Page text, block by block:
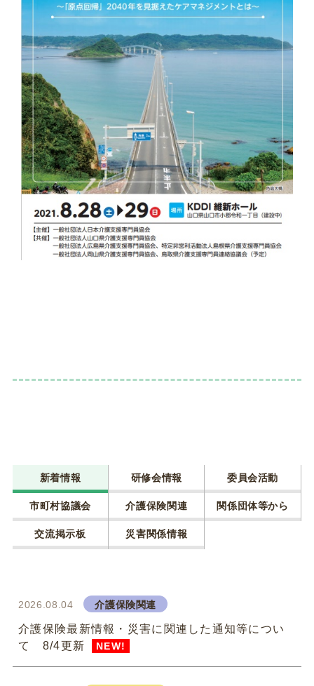
新着情報 研修会情報 委員会活動
市町村協議会 介護保険関連 関係団体等から
交流掲示板 災害関係情報
2026.08.04 介護保険関連
介護保険最新情報・災害に関連した通知等につい
て 8/4更新
NEW!